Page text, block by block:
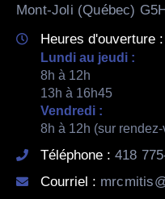
Mont-Joli (Québec)
Heures d'ouverture :
Lundi au jeudi :
8h à 12h
13h à 16h45
Vendredi :
8h à 12h (sur
Téléphone : 418
Courriel :